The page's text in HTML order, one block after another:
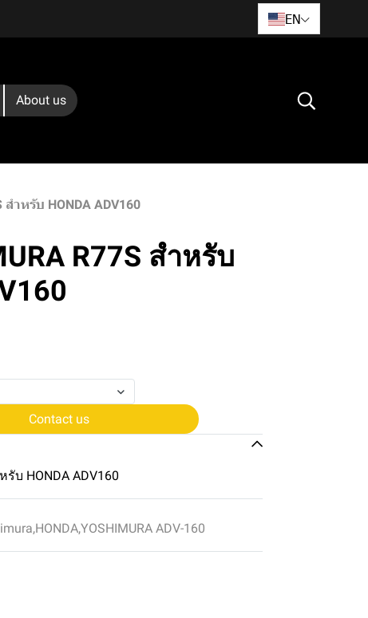
EN
About us
สำหรับ HONDA ADV160
R77S สำหรับ
Contact us
รับ HONDA ADV160
,HONDA,YOSHIMURA ADV-160